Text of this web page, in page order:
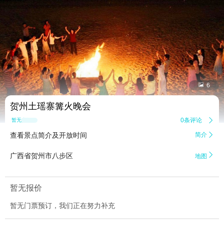
 6
贺州土瑶寨篝火晚会
暂无点评 0条评论 
查看景点简介及开放时间 简介 
广西省贺州市八步区 地图 
暂无报价
暂无门票预订，我们正在努力补充